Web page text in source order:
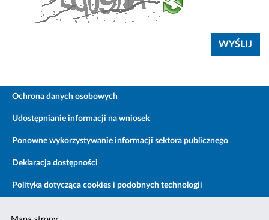
Ochrona danych osobowych
Udostępnianie informacji na wniosek
Ponowne wykorzystywanie informacji sektora publicznego
Deklaracja dostępności
Polityka dotycząca cookies i podobnych technologii